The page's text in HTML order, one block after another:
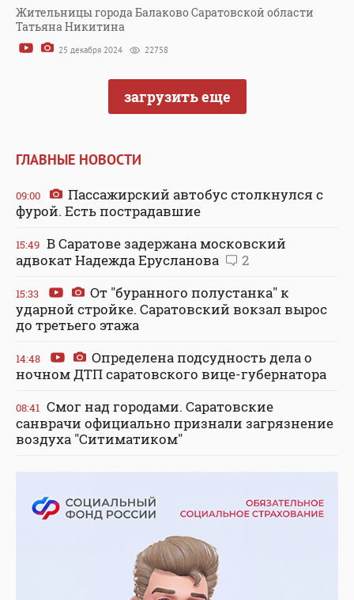
Жительницы города Балаково Саратовской области
Татьяна Никитина
25 декабря 2024 22758
загрузить еще
ГЛАВНЫЕ НОВОСТИ
09:00
Пассажирский автобус столкнулся с
фурой. Есть пострадавшие
15:49 В Саратове задержана московский
адвокат Надежда Ерусланова
2
15:33
От "буранного полустанка" к
ударной стройке. Саратовский вокзал вырос
до третьего этажа
14:48
Определена подсудность дела о
ночном ДТП саратовского вице-губернатора
08:41 Смог над городами. Саратовские
санврачи официально признали загрязнение
воздуха "Ситиматиком"